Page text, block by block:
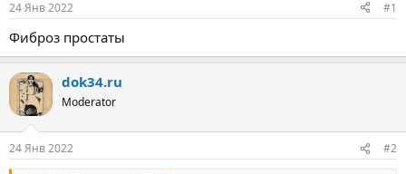
м
ы
а
л
24 Янв 2022 #1
Фиброз простаты
dok34.ru
Moderator
24 Янв 2022 #2